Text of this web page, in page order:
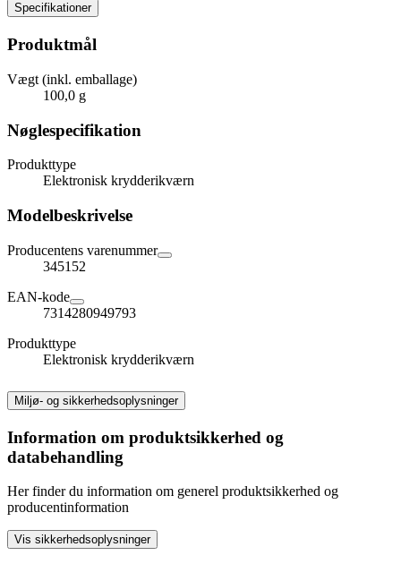
Specifikationer
Produktmål
Vægt (inkl. emballage)
100,0 g
Nøglespecifikation
Produkttype
Elektronisk krydderikværn
Modelbeskrivelse
Producentens varenummer
345152
EAN-kode
7314280949793
Produkttype
Elektronisk krydderikværn
Miljø- og sikkerhedsoplysninger
Information om produktsikkerhed og
databehandling
Her finder du information om generel produktsikkerhed og
producentinformation
Vis sikkerhedsoplysninger